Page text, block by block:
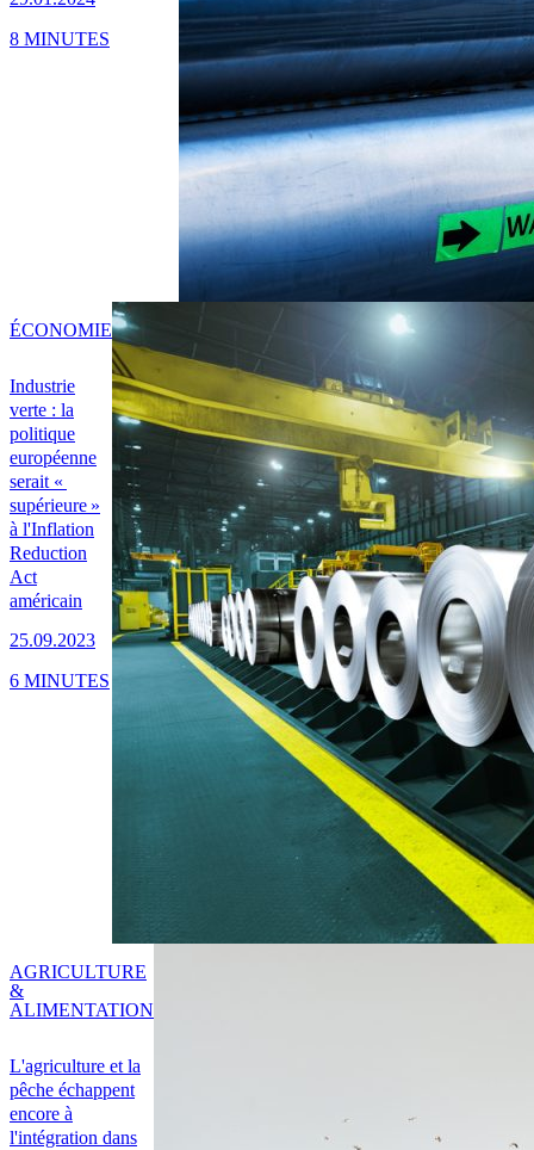
8 MINUTES
Industrie
verte : la
politique
européenne
serait «
supérieure »
à l'Inflation
Reduction
Act
américain
25.09.2023
ÉCONOMIE
6 MINUTES
L'agriculture et la
pêche échappent
encore à
l'intégration dans
AGRICULTURE
&
ALIMENTATION